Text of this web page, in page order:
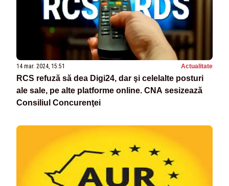
14 mar. 2024, 15:51 Actualitate
RCS refuză să dea Digi24, dar şi celelalte posturi
ale sale, pe alte platforme online. CNA sesizează
Consiliul Concurenţei